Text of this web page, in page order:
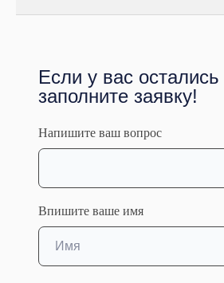
• Образование: Высшее
• Организация: ФГБОУ ВО
• Год выдачи: 2020
• Сертификаты /
и ортопедия №Протокол №25
Если у вас
заполните заявку!
Напишите ваш вопрос
Впишите ваше имя